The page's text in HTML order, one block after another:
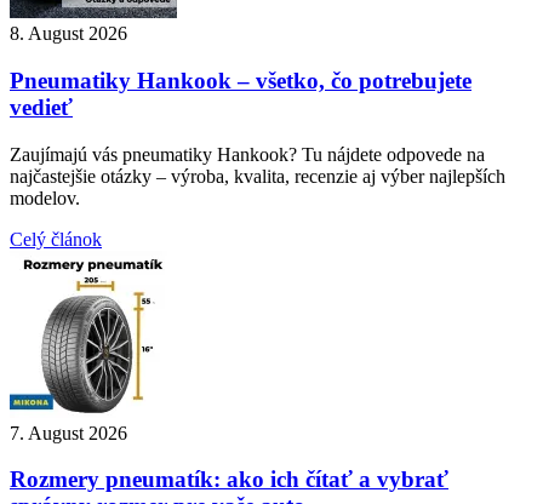
8. August 2026
Pneumatiky Hankook – všetko, čo potrebujete
vedieť
Zaujímajú vás pneumatiky Hankook? Tu nájdete odpovede na
najčastejšie otázky – výroba, kvalita, recenzie aj výber najlepších
modelov.
Celý článok
7. August 2026
Rozmery pneumatík: ako ich čítať a vybrať